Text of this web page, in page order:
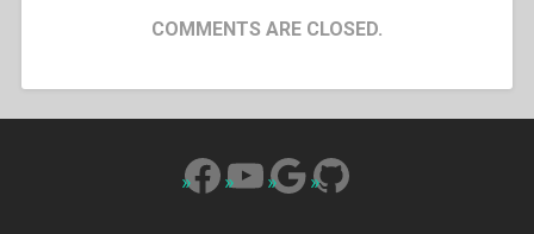
COMMENTS ARE CLOSED.
Facebook
YouTube
Google
GitHub